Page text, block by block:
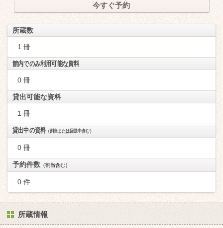
今すぐ予約
所蔵数
1 冊
館内でのみ利用可能な資料
0 冊
貸出可能な資料
1 冊
貸出中の資料（割当または回送中含む）
0 冊
予約件数 （割当含む）
0 件
所蔵情報